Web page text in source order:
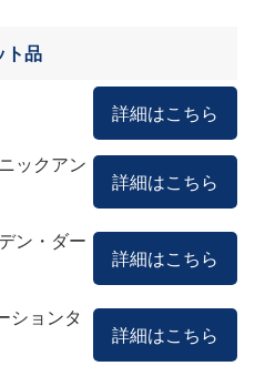
ト品
詳細はこちら
ックアン
詳細はこちら
ン・ダー
詳細はこちら
ションタ
詳細はこちら